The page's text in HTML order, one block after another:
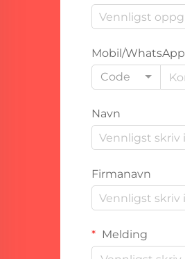
Mobil/WhatsApp
Code
Navn
Firmanavn
Melding